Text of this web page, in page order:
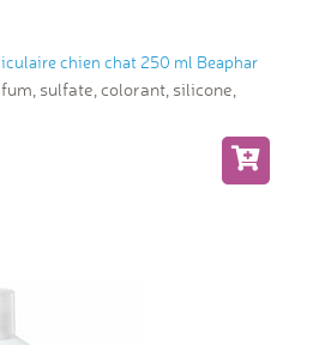
chien chat 250 ml Beaphar
sulfate, colorant, silicone,